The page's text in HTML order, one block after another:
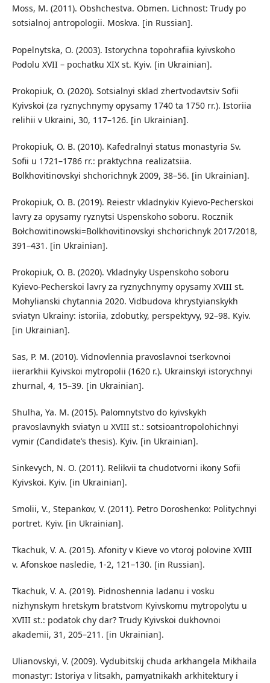
Moss, M. (2011). Obshchestva. Obmen. Lichnost: Trudy po
sotsialnoj antropologii. Moskva. [in Russian].
Popelnytska, O. (2003). Istorychna topohrafiia kyivskoho
Podolu XVII – pochatku XIX st. Kyiv. [in Ukrainian].
Prokopiuk, O. (2020). Sotsialnyi sklad zhertvodavtsiv Sofii
Kyivskoi (za ryznychnymy opysamy 1740 ta 1750 rr.). Istoriia
relihii v Ukraini, 30, 117–126. [in Ukrainian].
Prokopiuk, O. B. (2010). Kafedralnyi status monastyria Sv.
Sofii u 1721–1786 rr.: praktychna realizatsiia.
Bolkhovitinovskyi shchorichnyk 2009, 38–56. [in Ukrainian].
Prokopiuk, O. B. (2019). Reiestr vkladnykiv Kyievo-Pecherskoi
lavry za opysamy ryznytsi Uspenskoho soboru. Rocznik
Bołchowitinowski=Bolkhovitinovskyi shchorichnyk 2017/2018,
391–431. [in Ukrainian].
Prokopiuk, O. B. (2020). Vkladnyky Uspenskoho soboru
Kyievo-Pecherskoi lavry za ryznychnymy opysamy XVIII st.
Mohylianski chytannia 2020. Vidbudova khrystyianskykh
sviatyn Ukrainy: istoriia, zdobutky, perspektyvy, 92–98. Kyiv.
[in Ukrainian].
Sas, P. M. (2010). Vidnovlennia pravoslavnoi tserkovnoi
iierarkhii Kyivskoi mytropolii (1620 r.). Ukrainskyi istorychnyi
zhurnal, 4, 15–39. [in Ukrainian].
Shulha, Ya. M. (2015). Palomnytstvo do kyivskykh
pravoslavnykh sviatyn u XVIII st.: sotsioantropolohichnyi
vymir (Candidate’s thesis). Kyiv. [in Ukrainian].
Sinkevych, N. O. (2011). Relikvii ta chudotvorni ikony Sofii
Kyivskoi. Kyiv. [in Ukrainian].
Smolii, V., Stepankov, V. (2011). Petro Doroshenko: Politychnyi
portret. Kyiv. [in Ukrainian].
Tkachuk, V. A. (2015). Afonity v Kieve vo vtoroj polovine XVIII
v. Afonskoe nasledie, 1-2, 121–130. [in Russian].
Tkachuk, V. A. (2019). Pidnoshennia ladanu i vosku
nizhynskym hretskym bratstvom Kyivskomu mytropolytu u
XVIII st.: podatok chy dar? Trudy Kyivskoi dukhovnoi
akademii, 31, 205–211. [in Ukrainian].
Ulianovskyi, V. (2009). Vydubitskij chuda arkhangela Mikhaila
monastyr: Istoriya v litsakh, pamyatnikakh arkhitektury i